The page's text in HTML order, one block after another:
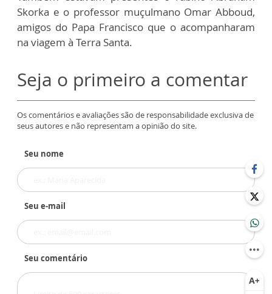
Skorka e o professor muçulmano Omar Abboud,
amigos do Papa Francisco que o acompanharam
na viagem à Terra Santa.
Seja o primeiro a comentar
Os comentários e avaliações são de responsabilidade exclusiva de
seus autores e não representam a opinião do site.
Seu nome
Seu e-mail
Seu comentário